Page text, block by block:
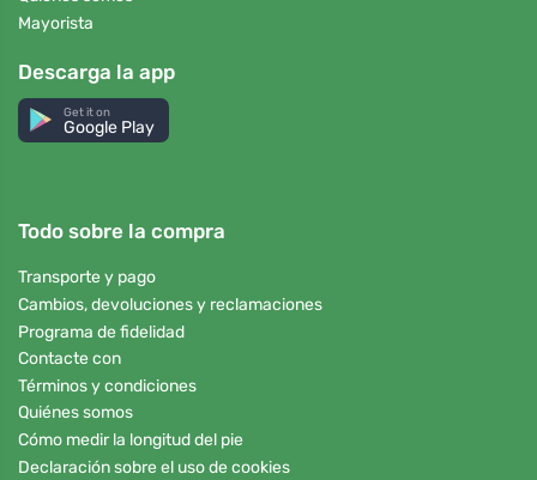
Mayorista
Descarga la app
Get it on
Google Play
Todo sobre la compra
Transporte y pago
Cambios, devoluciones y reclamaciones
Programa de fidelidad
Contacte con
Términos y condiciones
Quiénes somos
Cómo medir la longitud del pie
Declaración sobre el uso de cookies